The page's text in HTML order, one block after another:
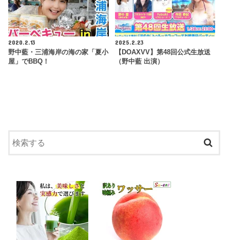
2020.2.13
野中藍・三浦海岸の海の家「夏小
屋」でBBQ！
2025.2.23
【DOAXVV】第48回公式生放送
（野中藍 出演）